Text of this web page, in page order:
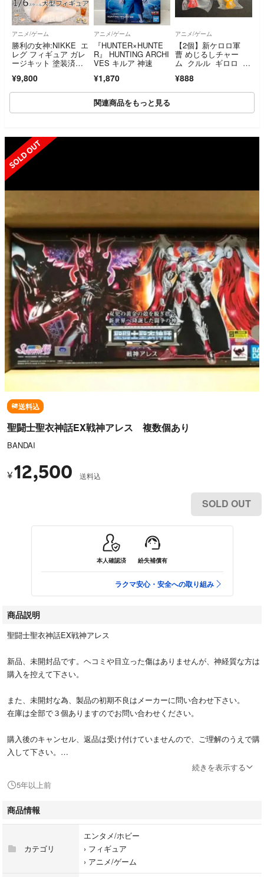
アニメ/ゲーム
勝利の女神:NIKKE エ
レグ フィギュア ガレ
ージキット 塗装済完
¥9,800
アニメ/ゲーム
『HUNTER×HUNTE
R』 HUNTING ARCHI
VES キルア 神速
¥1,870
アニメ/ゲーム
【2個】新ケロロ軍
曹 めじるしチャー
ム クルル ギロロ 新
¥888
関連商品をもっと見る
送料込
聖闘士聖衣神話EX戦神アレス 複数個あり
BANDAI
¥12,500 送料込
SOLD OUT
本人確認済 紛失補償有
ラクマ安心・安全への取り組み
商品説明
聖闘士聖衣神話EX戦神アレス
新品、未開封品です。ヘコミや目立った傷はありませんが、神経質な方は
購入を控えて下さい。
また、未開封な為、製品の初期不良はメーカーに問い合わせ下さい。
在庫は全部で３個ありますのでお問い合わせください。
購入後のキャンセル、返品は受け付けていませんので、ご理解のうえで購
入して下さい。
続きを表示する
5年以上前
商品情報
カテゴリ
エンタメ/ホビー
› フィギュア
› アニメ/ゲーム